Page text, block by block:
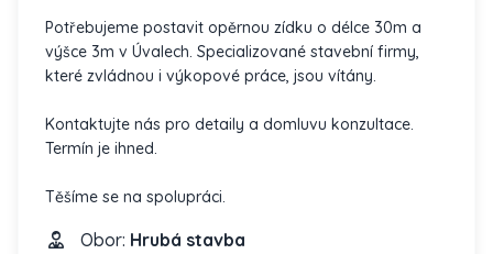
Potřebujeme postavit opěrnou zídku o délce 30m a
výšce 3m v Úvalech. Specializované stavební firmy,
které zvládnou i výkopové práce, jsou vítány.
Kontaktujte nás pro detaily a domluvu konzultace.
Termín je ihned.
Těšíme se na spolupráci.
Obor: Hrubá stavba